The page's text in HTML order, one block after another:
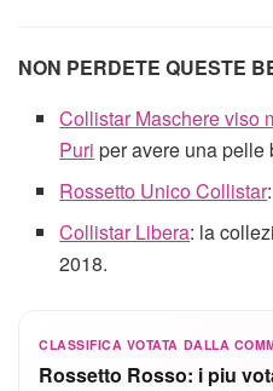
NON PERDETE QUESTE
Collistar Maschere viso
Puri per avere una pelle
Rossetto Unico Collistar
Collistar Libera: la
2018.
CLASSIFICA VOTATA DALLA
Rossetto Rosso: i piu